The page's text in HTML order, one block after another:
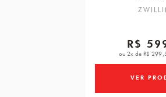
R$
ou 2x de R$
VER